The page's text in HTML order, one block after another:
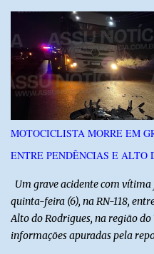
públicos que participam dos
lobista esteve no Palácio do
Desenvolvimento Social,
sócio de Lulinha. Os encontros
oficiais. Fábio Luís é alvo de
30, a pedido da PF, que apura
para defender interesses
pública. Segundo a Polícia
ajuda de Luchsinger e se
MOTOCICLISTA MORRE EM
ENTRE PENDÊNCIAS E ALTO
Um grave acidente com
quinta-feira (6), na RN-118,
Alto do Rodrigues, na região do
informações apuradas pela